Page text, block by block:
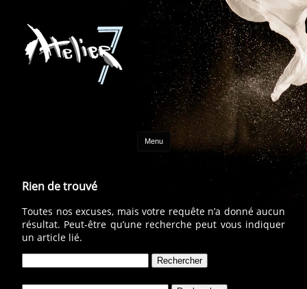
Menu Aller au contenu
Rien de trouvé
Toutes nos excuses, mais votre requête n’a donné aucun
résultat. Peut-être qu’une recherche peut vous indiquer
un article lié.